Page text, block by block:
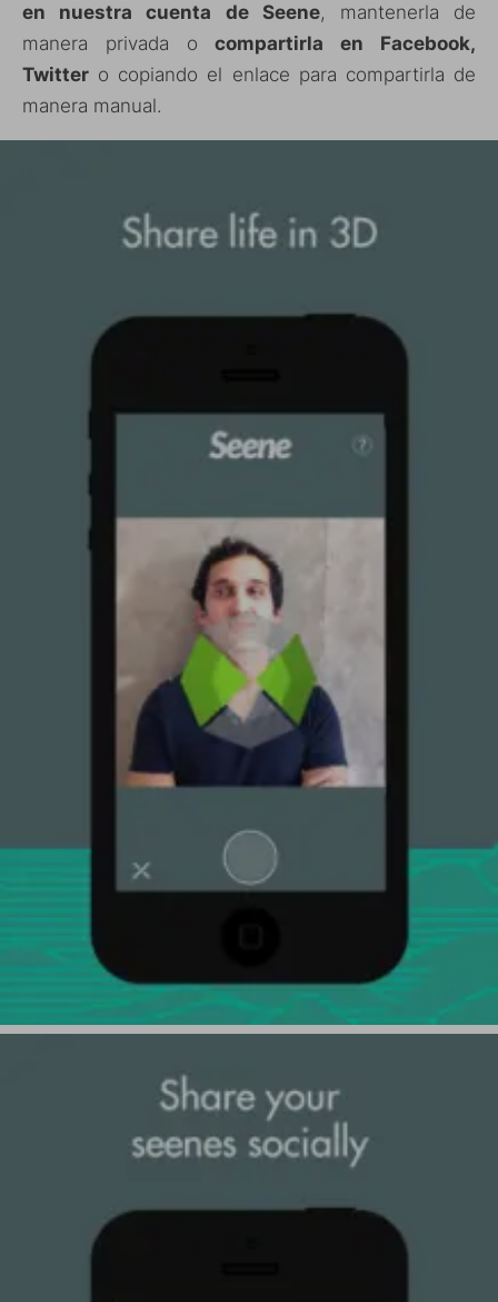
en nuestra cuenta de Seene, mantenerla de
manera privada ocompartirla en Facebook,
Twitter o copiando el enlace para compartirla de
manera manual.